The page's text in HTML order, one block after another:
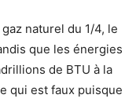
naturel du 1/4, le
que les énergies
de BTU à la
qui est faux puisque